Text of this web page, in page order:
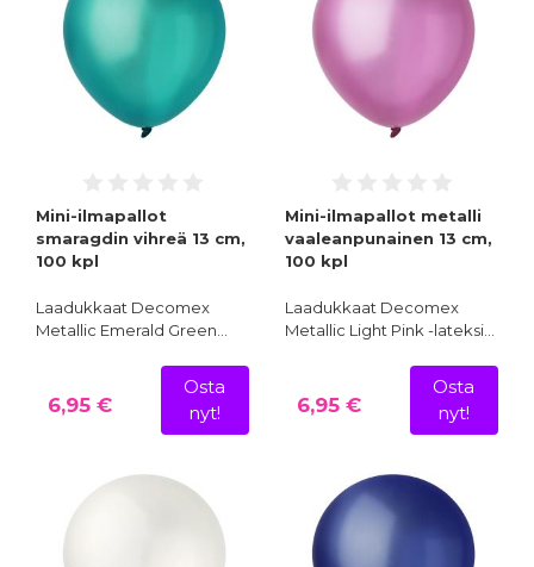
Mini-ilmapallot
smaragdin vihreä 13 cm,
100 kpl
Laadukkaat Decomex
Metallic Emerald Green…
6,95 €
Osta
nyt!
Mini-ilmapallot metalli
vaaleanpunainen 13 cm,
100 kpl
Laadukkaat Decomex
Metallic Light Pink -lateksi…
6,95 €
Osta
nyt!